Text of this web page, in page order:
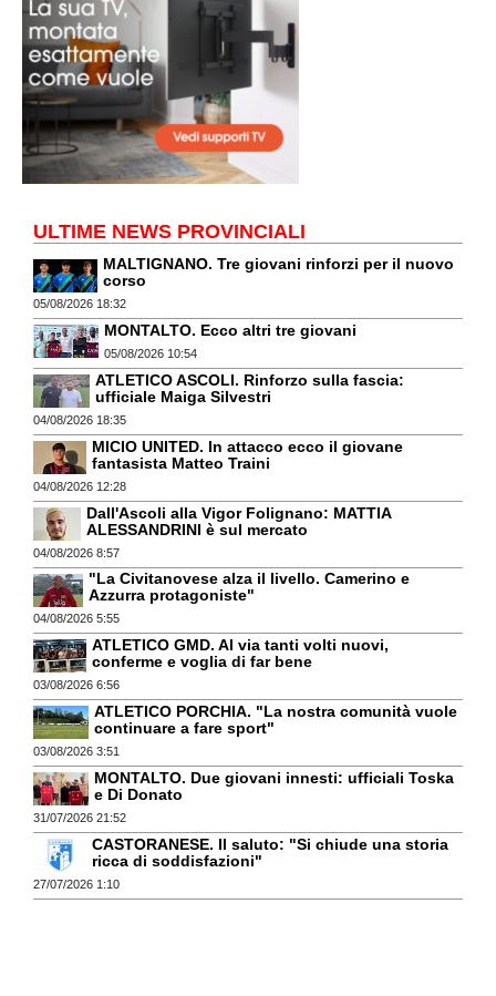
ULTIME NEWS PROVINCIALI
MALTIGNANO. Tre giovani rinforzi per il nuovo
corso
05/08/2026 18:32
MONTALTO. Ecco altri tre giovani
05/08/2026 10:54
ATLETICO ASCOLI. Rinforzo sulla fascia:
ufficiale Maiga Silvestri
04/08/2026 18:35
MICIO UNITED. In attacco ecco il giovane
fantasista Matteo Traini
04/08/2026 12:28
Dall'Ascoli alla Vigor Folignano: MATTIA
ALESSANDRINI è sul mercato
04/08/2026 8:57
"La Civitanovese alza il livello. Camerino e
Azzurra protagoniste"
04/08/2026 5:55
ATLETICO GMD. Al via tanti volti nuovi,
conferme e voglia di far bene
03/08/2026 6:56
ATLETICO PORCHIA. "La nostra comunità vuole
continuare a fare sport"
03/08/2026 3:51
MONTALTO. Due giovani innesti: ufficiali Toska
e Di Donato
31/07/2026 21:52
CASTORANESE. Il saluto: "Si chiude una storia
ricca di soddisfazioni"
27/07/2026 1:10